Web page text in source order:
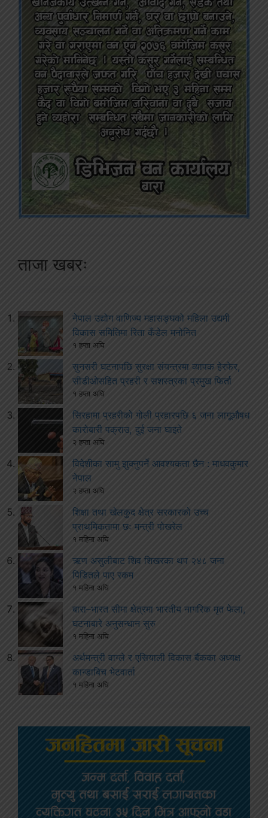
ताजा खबरः
नेपाल उद्योग वाणिज्य महासङ्घको महिला उद्यमी
विकास समितिमा रिता कँडेल मनोनित
१ हप्ता अघि
सुनसरी घटनापछि सुरक्षा संयन्त्रमा व्यापक हेरफेर,
सीडीओसहित प्रहरी र सशस्त्रका प्रमुख फिर्ता
१ हप्ता अघि
सिरहामा प्रहरीको गोली प्रहारपछि ६ जना लागूऔषध
कारोबारी पक्राउ, दुई जना घाइते
२ हप्ता अघि
विदेशीका सामु झुक्नुपर्ने आवश्यकता छैन : माधवकुमार
नेपाल
२ हप्ता अघि
शिक्षा तथा खेलकुद क्षेत्र सरकारको उच्च
प्राथमिकतामा छः मन्त्री पोखरेल
१ महिना अघि
ऋण असुलीबाट शिव शिखरका थप २४८ जना
पिडितले पाए रकम
१ महिना अघि
बारा–भारत सीमा क्षेत्रमा भारतीय नागरिक मृत फेला,
घटनाबारे अनुसन्धान सुरु
१ महिना अघि
अर्थमन्त्री वाग्ले र एसियाली विकास बैंकका अध्यक्ष
कान्डाबिच भेटवार्ता
१ महिना अघि